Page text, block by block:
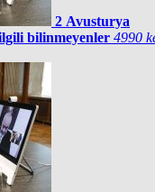
2 Avusturya
bilinmeyenler 4990